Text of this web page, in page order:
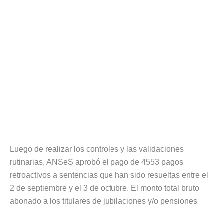
Luego de realizar los controles y las validaciones
rutinarias, ANSeS aprobó el pago de 4553 pagos
retroactivos a sentencias que han sido resueltas entre el
2 de septiembre y el 3 de octubre. El monto total bruto
abonado a los titulares de jubilaciones y/o pensiones